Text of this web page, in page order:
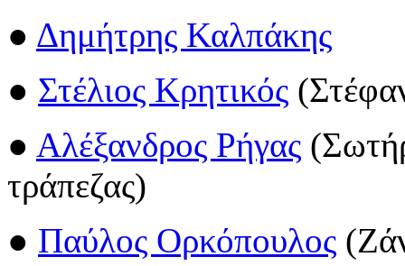
● Δημήτρης Καλπάκης
● Στέλιος Κρητικός
● Αλέξανδρος Ρήγας
τράπεζας)
● Παύλος Ορκόπουλος